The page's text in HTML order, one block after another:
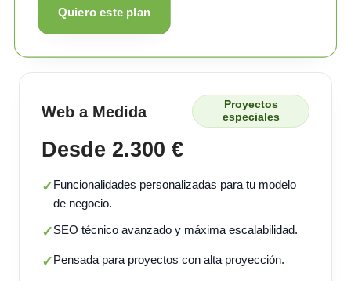
Quiero este plan
Web a Medida
Proyectos
especiales
Desde 2.300 €
✓Funcionalidades personalizadas para tu modelo
de negocio.
✓SEO técnico avanzado y máxima escalabilidad.
✓Pensada para proyectos con alta proyección.